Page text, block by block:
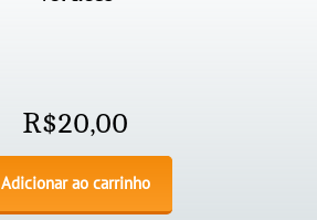
R$20,00
Adicionar ao carrinho